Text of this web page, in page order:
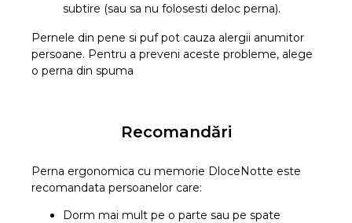
subtire (sau sa nu folosesti deloc perna).
Pernele din pene si puf pot cauza alergii anumitor
persoane. Pentru a preveni aceste probleme, alege
o perna din spuma
Recomandări
Perna ergonomica cu memorie DloceNotte este
recomandata persoanelor care:
Dorm mai mult pe o parte sau pe spate